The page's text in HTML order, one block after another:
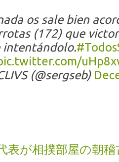
os sale bien
(172) que
intentándolo.
(@sergseb)
表が相撲部屋の朝